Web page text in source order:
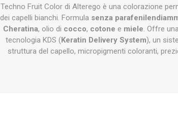
Techno Fruit Color di Alterego è una colorazione
dei capelli bianchi. Formula senza
Cheratina, olio di cocco, cotone e miele. Offre
tecnologia KDS (Keratin Delivery System), un
struttura del capello, micropigmenti coloranti,